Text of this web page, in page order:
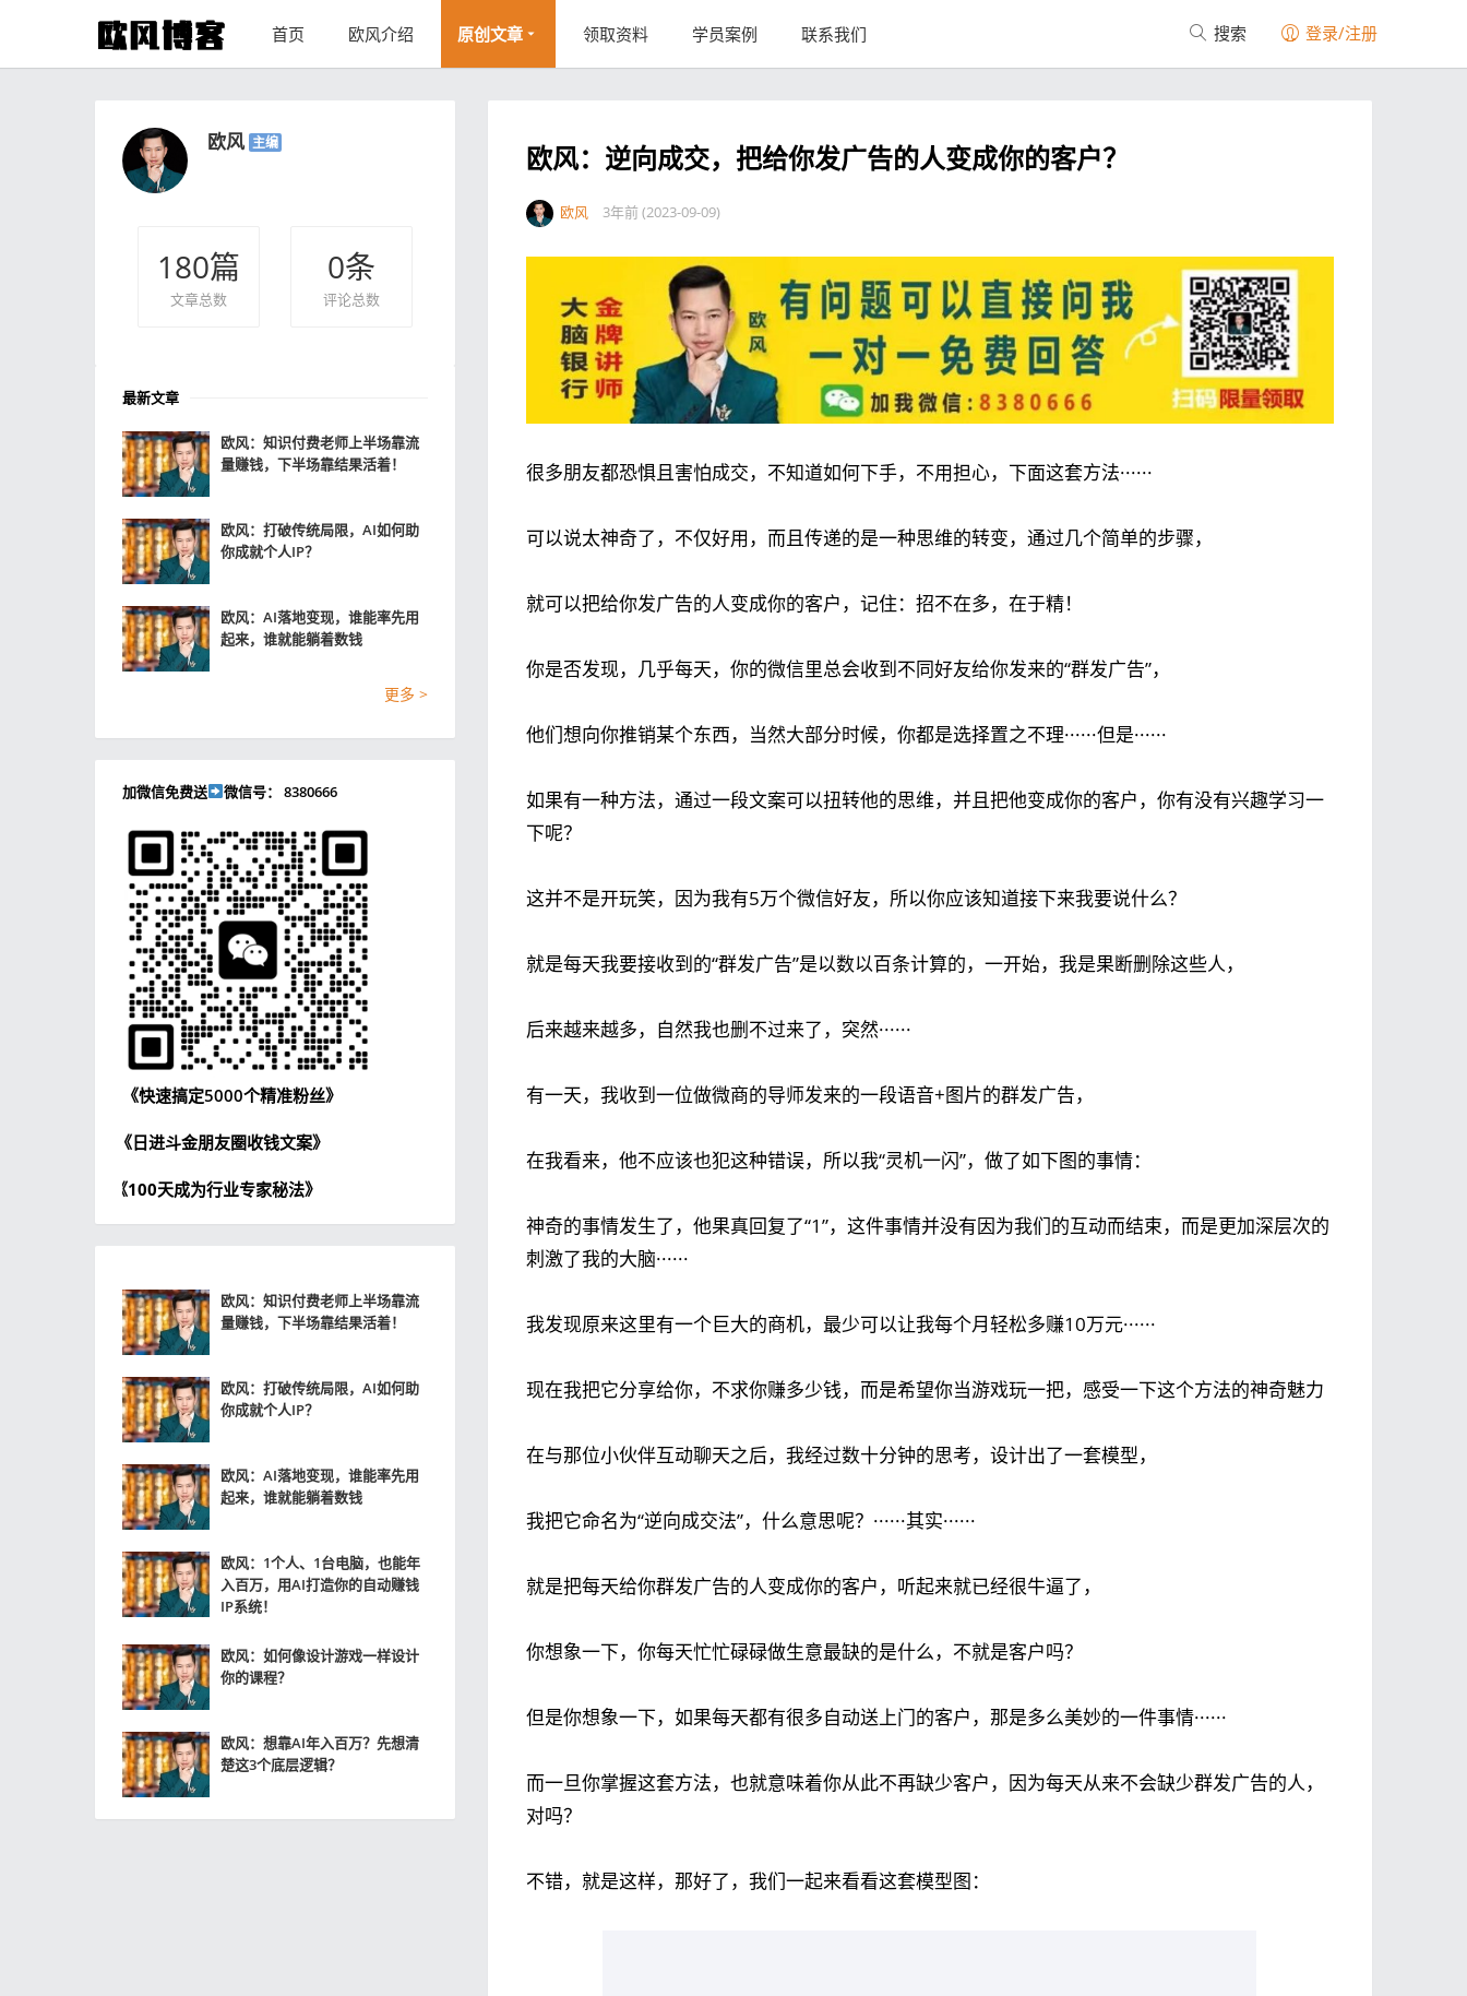
首页 欧风介绍 原创文章 领取资料 学员案例 联系我们 搜索 登录/注册
欧风：逆向成交，把给你发广告的人变成你的客户？
欧风 3年前 (2023-09-09)
很多朋友都恐惧且害怕成交，不知道如何下手，不用担心，下面这套方法······
可以说太神奇了，不仅好用，而且传递的是一种思维的转变，通过几个简单的步骤，
就可以把给你发广告的人变成你的客户，记住：招不在多，在于精！
你是否发现，几乎每天，你的微信里总会收到不同好友给你发来的“群发广告”，
他们想向你推销某个东西，当然大部分时候，你都是选择置之不理······但是······
如果有一种方法，通过一段文案可以扭转他的思维，并且把他变成你的客户，你有没有兴趣学习一
下呢？
这并不是开玩笑，因为我有5万个微信好友，所以你应该知道接下来我要说什么？
就是每天我要接收到的“群发广告”是以数以百条计算的，一开始，我是果断删除这些人，
后来越来越多，自然我也删不过来了，突然······
有一天，我收到一位做微商的导师发来的一段语音+图片的群发广告，
在我看来，他不应该也犯这种错误，所以我“灵机一闪”，做了如下图的事情：
神奇的事情发生了，他果真回复了“1”，这件事情并没有因为我们的互动而结束，而是更加深层次的
刺激了我的大脑······
我发现原来这里有一个巨大的商机，最少可以让我每个月轻松多赚10万元······
现在我把它分享给你，不求你赚多少钱，而是希望你当游戏玩一把，感受一下这个方法的神奇魅力
在与那位小伙伴互动聊天之后，我经过数十分钟的思考，设计出了一套模型，
我把它命名为“逆向成交法”，什么意思呢？······其实······
就是把每天给你群发广告的人变成你的客户，听起来就已经很牛逼了，
你想象一下，你每天忙忙碌碌做生意最缺的是什么，不就是客户吗？
但是你想象一下，如果每天都有很多自动送上门的客户，那是多么美妙的一件事情······
而一旦你掌握这套方法，也就意味着你从此不再缺少客户，因为每天从来不会缺少群发广告的人，
对吗？
不错，就是这样，那好了，我们一起来看看这套模型图：
欧风 主编
180篇
文章总数
0条
评论总数
最新文章
欧风：知识付费老师上半场靠流
量赚钱，下半场靠结果活着！
欧风：打破传统局限，AI如何助
你成就个人IP？
欧风：AI落地变现，谁能率先用
起来，谁就能躺着数钱
更多 >
加微信免费送 微信号： 8380666
《快速搞定5000个精准粉丝》
《日进斗金朋友圈收钱文案》
《100天成为行业专家秘法》
欧风：知识付费老师上半场靠流
量赚钱，下半场靠结果活着！
欧风：打破传统局限，AI如何助
你成就个人IP？
欧风：AI落地变现，谁能率先用
起来，谁就能躺着数钱
欧风：1个人、1台电脑，也能年
入百万，用AI打造你的自动赚钱
IP系统！
欧风：如何像设计游戏一样设计
你的课程？
欧风：想靠AI年入百万？先想清
楚这3个底层逻辑？